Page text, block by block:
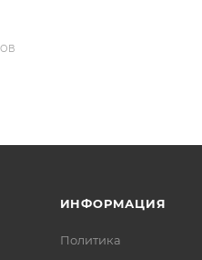
ИНФОРМАЦИЯ
Политика